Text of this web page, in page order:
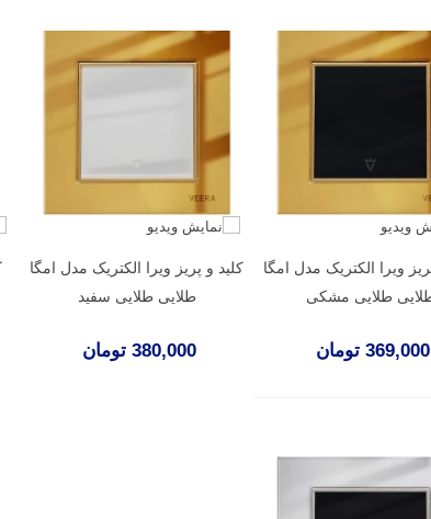
ویرا الکتریک مدل امگا
طلایی مشکی
369,000 تومان
کلید و پریز ویرا الکتریک مدل امگا
طلایی طلایی سفید
380,000 تومان